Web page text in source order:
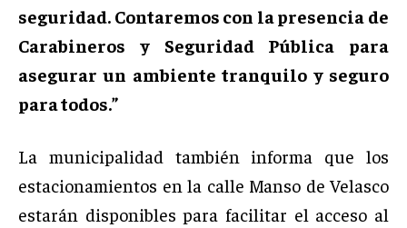
seguridad. Contaremos con la presencia de
Carabineros y Seguridad Pública para
asegurar un ambiente tranquilo y seguro
para todos.”
La municipalidad también informa que los
estacionamientos en la calle Manso de Velasco
estarán disponibles para facilitar el acceso al